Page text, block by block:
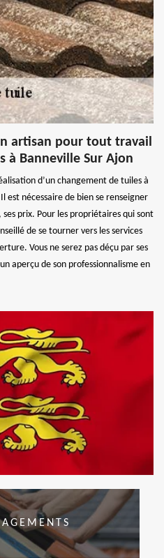
artisan pour tout travail
à Banneville Sur Ajon
d’un changement de tuiles à
est nécessaire de bien se renseigner
prix. Pour les propriétaires qui sont
de se tourner vers les services
Vous ne serez pas déçu par ses
aperçu de son professionnalisme en